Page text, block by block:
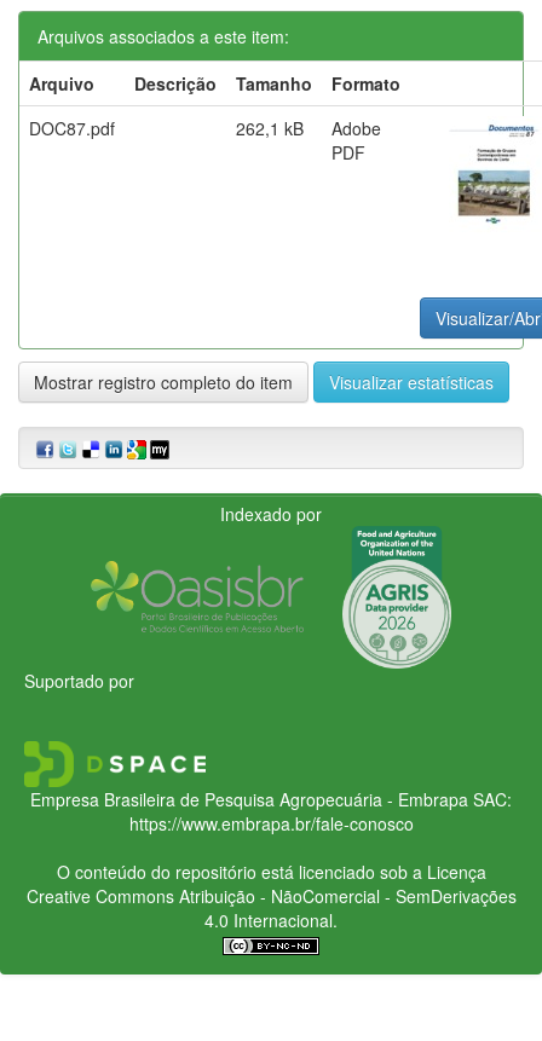
Arquivos associados a este item:
Arquivo
Descrição Tamanho
Formato
DOC87.pdf
262,1 kB
Adobe
PDF
Visualizar/
Mostrar registro completo do item Visualizar estatísticas
Indexado por
Suportado por
Empresa Brasileira de Pesquisa Agropecuária - Embrapa SAC:
https://www.embrapa.br/fale-conosco
O conteúdo do repositório está licenciado sob a Licença
Creative CommonsAtribuição - NãoComercial - SemDerivações
4.0 Internacional.